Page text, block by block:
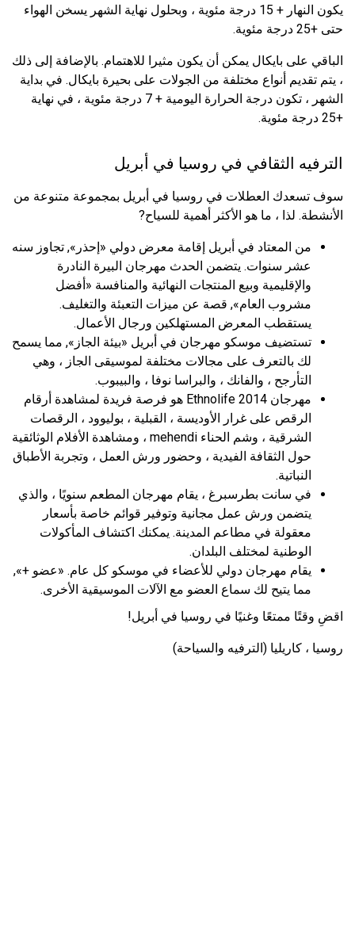
يكون النهار + 15 درجة مئوية ، وبحلول نهاية الشهر يسخن الهواء
حتى +25 درجة مئوية.
الباقي على بايكال يمكن أن يكون مثيرا للاهتمام. بالإضافة إلى ذلك
، يتم تقديم أنواع مختلفة من الجولات على بحيرة بايكال. في بداية
الشهر ، تكون درجة الحرارة اليومية + 7 درجة مئوية ، في نهاية
+25 درجة مئوية.
الترفيه الثقافي في روسيا في أبريل
سوف تسعدك العطلات في روسيا في أبريل بمجموعة متنوعة من
الأنشطة. لذا ، ما هو الأكثر أهمية للسياح?
من المعتاد في أبريل إقامة معرض دولي «إحذر», تجاوز سنه
عشر سنوات. يتضمن الحدث مهرجان البيرة النادرة
والإقليمية وبيع المنتجات النهائية والمنافسة «أفضل
مشروب العام», قصة عن ميزات التعبئة والتغليف.
يستقطب المعرض المستهلكين ورجال الأعمال.
تستضيف موسكو مهرجان في أبريل «بيئة الجاز», مما يسمح
لك بالتعرف على مجالات مختلفة لموسيقى الجاز ، وهي
التأرجح ، والفانك ، والبراسا نوفا ، والبيبوب.
مهرجان Ethnolife 2014 هو فرصة فريدة لمشاهدة أرقام
الرقص على غرار الأوديسة ، القبلية ، بوليوود ، الرقصات
الشرقية ، وشم الحناء mehendi ، ومشاهدة الأفلام الوثائقية
حول الثقافة الفيدية ، وحضور ورش العمل ، وتجربة الأطباق
النباتية.
في سانت بطرسبرغ ، يقام مهرجان المطعم سنويًا ، والذي
يتضمن ورش عمل مجانية وتوفير قوائم خاصة بأسعار
معقولة في مطاعم المدينة. يمكنك اكتشاف المأكولات
الوطنية لمختلف البلدان.
يقام مهرجان دولي للأعضاء في موسكو كل عام. «عضو +»,
مما يتيح لك سماع العضو مع الآلات الموسيقية الأخرى.
اقضِ وقتًا ممتعًا وغنيًا في روسيا في أبريل!
روسيا ، كاريليا (الترفيه والسياحة)